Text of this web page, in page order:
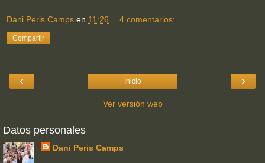
Dani Peris Camps en 11:26 4 comentarios:
Compartir
‹ ›
Inicio
Ver versión web
Datos personales
Dani Peris Camps